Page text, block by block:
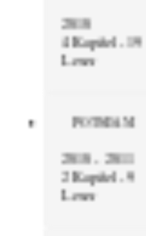
2010
4 Kapitel - 19
Leser
POTSDAM
2010 - 2011
2 Kapitel - 9
Leser